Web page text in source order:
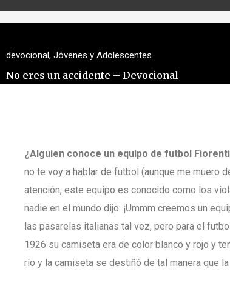
devocional, Jóvenes y Adolescentes
No eres un accidente – Devocional
¿Alguien conoce un equipo de futbol
no te voy a hablar de futbol (aunque me muero
atención, este equipo es conocido como los
nadie en el mundo dijo: ¡Ummm creemos un
las pasarelas italianas tal vez, pero para el
1926 su camiseta era de color blanco y rojo y
río y la camiseta se destiñó de tal manera que